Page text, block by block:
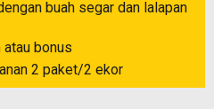
buah segar dan lalapan
bonus
2 paket/2 ekor